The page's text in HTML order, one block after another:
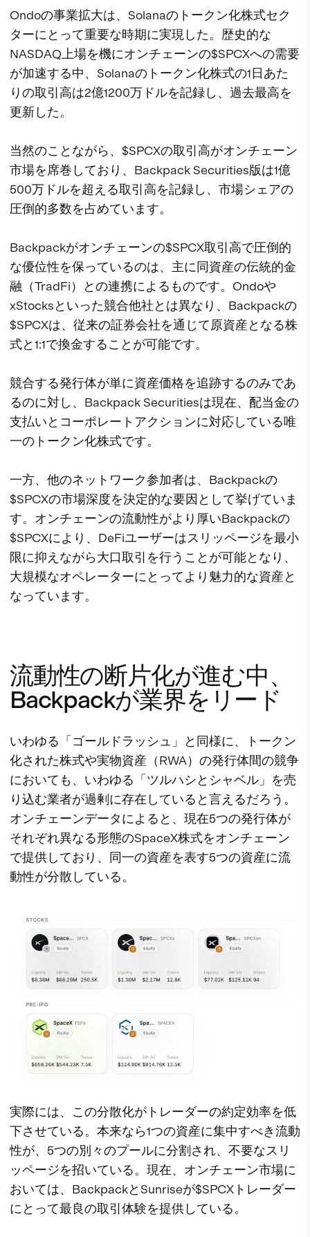
Ondoの事業拡大は、Solanaのトークン化株式セク
ターにとって重要な時期に実現した。歴史的な
NASDAQ上場を機にオンチェーンの$SPCXへの需要
が加速する中、Solanaのトークン化株式の1日あた
りの取引高は2億1200万ドルを記録し、過去最高を
更新した。
当然のことながら、$SPCXの取引高がオンチェーン
市場を席巻しており、Backpack Securities版は1億
500万ドルを超える取引高を記録し、市場シェアの
圧倒的多数を占めています。
Backpackがオンチェーンの$SPCX取引高で圧倒的
な優位性を保っているのは、主に同資産の伝統的金
融（TradFi）との連携によるものです。Ondoや
xStocksといった競合他社とは異なり、Backpackの
$SPCXは、従来の証券会社を通じて原資産となる株
式と1:1で換金することが可能です。
競合する発行体が単に資産価格を追跡するのみであ
るのに対し、Backpack Securitiesは現在、配当金の
支払いとコーポレートアクションに対応している唯
一のトークン化株式です。
一方、他のネットワーク参加者は、Backpackの
$SPCXの市場深度を決定的な要因として挙げていま
す。オンチェーンの流動性がより厚いBackpackの
$SPCXにより、DeFiユーザーはスリッページを最小
限に抑えながら大口取引を行うことが可能となり、
大規模なオペレーターにとってより魅力的な資産と
なっています。
流動性の断片化が進む中、
Backpackが業界をリード
いわゆる「ゴールドラッシュ」と同様に、トークン
化された株式や実物資産（RWA）の発行体間の競争
においても、いわゆる「ツルハシとシャベル」を売
り込む業者が過剰に存在していると言えるだろう。
オンチェーンデータによると、現在5つの発行体が
それぞれ異なる形態のSpaceX株式をオンチェーン
で提供しており、同一の資産を表す5つの資産に流
動性が分散している。
実際には、この分散化がトレーダーの約定効率を低
下させている。本来なら1つの資産に集中すべき流動
性が、5つの別々のプールに分割され、不要なスリ
ッページを招いている。現在、オンチェーン市場に
おいては、BackpackとSunriseが$SPCXトレーダー
にとって最良の取引体験を提供している。